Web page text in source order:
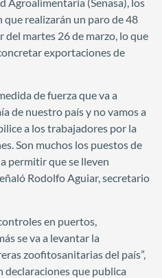
realizarán un paro de 48
del martes 26 de marzo, lo que
exportaciones de
de fuerza que va a
de nuestro país y no vamos a
a los trabajadores por la
Son muchos los puestos de
permitir que se lleven
Rodolfo Aguiar, secretario
en puertos,
se va a levantar la
zoofitosanitarias del país”,
declaraciones que publica